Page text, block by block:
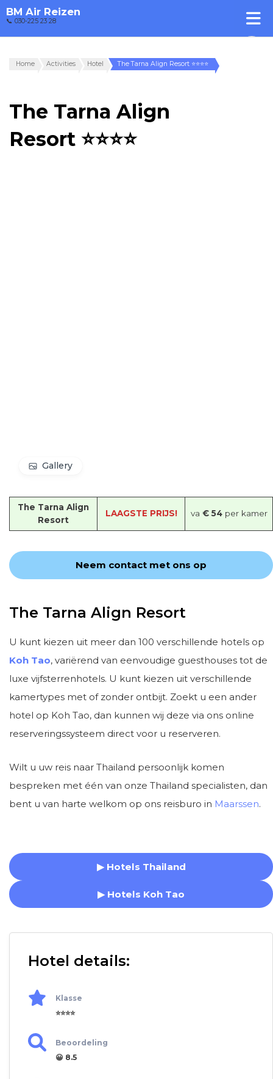
BM Air Reizen
📞 030-225 23 28
Home Activities Hotel The Tarna Align Resort ⭐⭐⭐⭐
The Tarna Align
Resort ⭐⭐⭐⭐
Gallery
The Tarna Align
Resort
LAAGSTE PRIJS! va € 54per kamer
Neem contact met ons op
The Tarna Align Resort
U kunt kiezen uit meer dan 100 verschillende hotels op
Koh Tao, variërend van eenvoudige guesthouses tot de
luxe vijfsterrenhotels. U kunt kiezen uit verschillende
kamertypes met of zonder ontbijt. Zoekt u een ander
hotel op Koh Tao, dan kunnen wij deze via ons online
reserveringssysteem direct voor u reserveren.
Wilt u uw reis naar Thailand persoonlijk komen
bespreken met één van onze Thailand specialisten, dan
bent u van harte welkom op ons reisburo in Maarssen.
▶ Hotels Thailand
▶ Hotels Koh Tao
Hotel details:
Klasse
⭐⭐⭐⭐
Beoordeling
😀 8.5